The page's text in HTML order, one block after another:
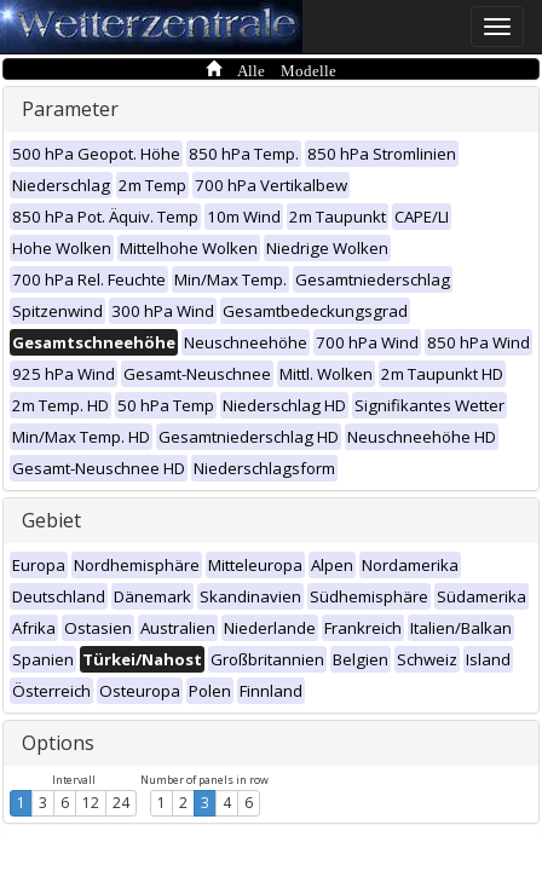
Toggle
Alle Modelle
Parameter
500 hPa Geopot. Höhe 850 hPa Temp. 850 hPa Stromlinien
Niederschlag 2m Temp 700 hPa Vertikalbew
850 hPa Pot. Äquiv. Temp 10m Wind 2m Taupunkt CAPE/LI
Hohe Wolken Mittelhohe Wolken Niedrige Wolken
700 hPa Rel. Feuchte Min/Max Temp. Gesamtniederschlag
Spitzenwind 300 hPa Wind Gesamtbedeckungsgrad
Gesamtschneehöhe Neuschneehöhe 700 hPa Wind 850 hPa Wind
925 hPa Wind Gesamt-Neuschnee Mittl. Wolken 2m Taupunkt HD
2m Temp. HD 50 hPa Temp Niederschlag HD Signifikantes Wetter
Min/Max Temp. HD Gesamtniederschlag HD Neuschneehöhe HD
Gesamt-Neuschnee HD Niederschlagsform
Gebiet
Europa Nordhemisphäre Mitteleuropa Alpen Nordamerika
Deutschland Dänemark Skandinavien Südhemisphäre Südamerika
Afrika Ostasien Australien Niederlande Frankreich Italien/Balkan
Spanien Türkei/Nahost Großbritannien Belgien Schweiz Island
Österreich Osteuropa Polen Finnland
Options
Intervall
1 3 6 12 24
Number of panels in row
1 2 3 4 6